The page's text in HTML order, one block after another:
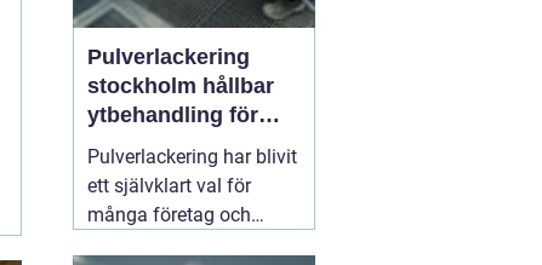
Pulverlackering
stockholm hållbar
ytbehandling för
industri och
privatpersoner
Pulverlackering har blivit
ett självklart val för
många företag och